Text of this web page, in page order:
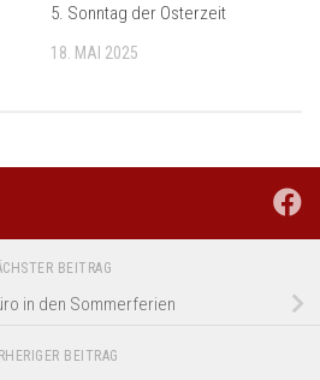
5. Sonntag der Osterzeit
18. MAI 2025
BEITRAG
in den Sommerferien
BEITRAG